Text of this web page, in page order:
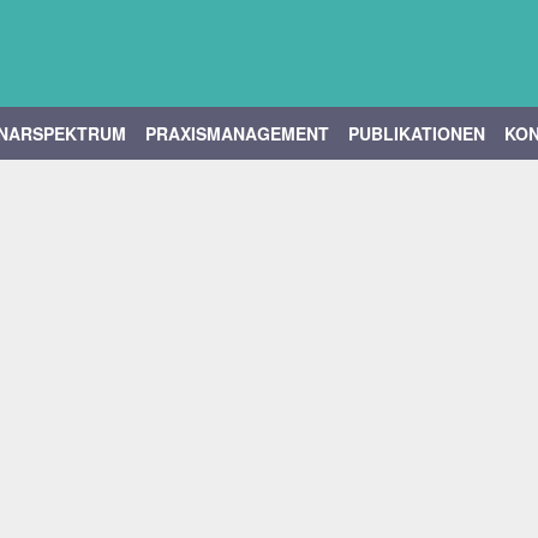
PRAXISMANAGEMENT PUBLIKATIONEN